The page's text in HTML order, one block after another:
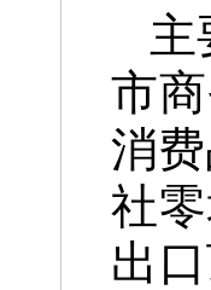
主
市
消
社
出